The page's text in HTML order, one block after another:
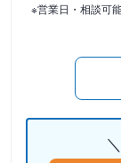
※営業日・相談可